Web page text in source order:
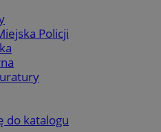
Policji
do katalogu